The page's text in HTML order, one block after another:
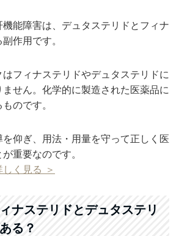
機能障害は、デュタステリドとフィナ
作用です。
フィナステリドやデュタステリドに
せん。化学的に製造された医薬品に
のです。
仰ぎ、用法・用量を守って正しく医
重要なのです。
く見る ＞
ナステリドとデュタステリ
る？